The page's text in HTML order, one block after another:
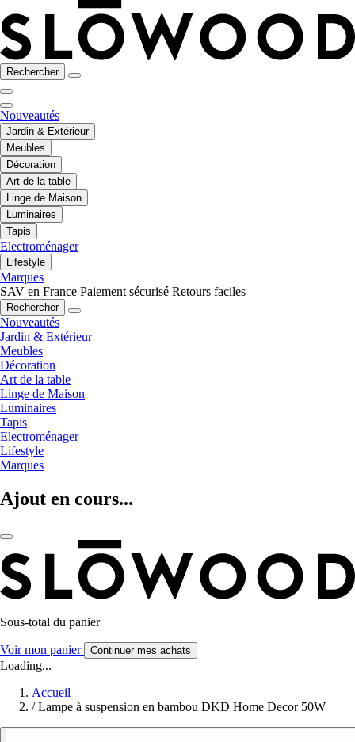
Rechercher
Nouveautés
Jardin & Extérieur
Meubles
Décoration
Art de la table
Linge de Maison
Luminaires
Tapis
Electroménager
Lifestyle
Marques
SAV en France Paiement sécurisé Retours faciles
Rechercher
Nouveautés
Jardin & Extérieur
Meubles
Décoration
Art de la table
Linge de Maison
Luminaires
Tapis
Electroménager
Lifestyle
Marques
Ajout en cours...
Sous-total du panier
Voir mon panier Continuer mes achats
Loading...
Accueil
/ Lampe à suspension en bambou DKD Home Decor 50W